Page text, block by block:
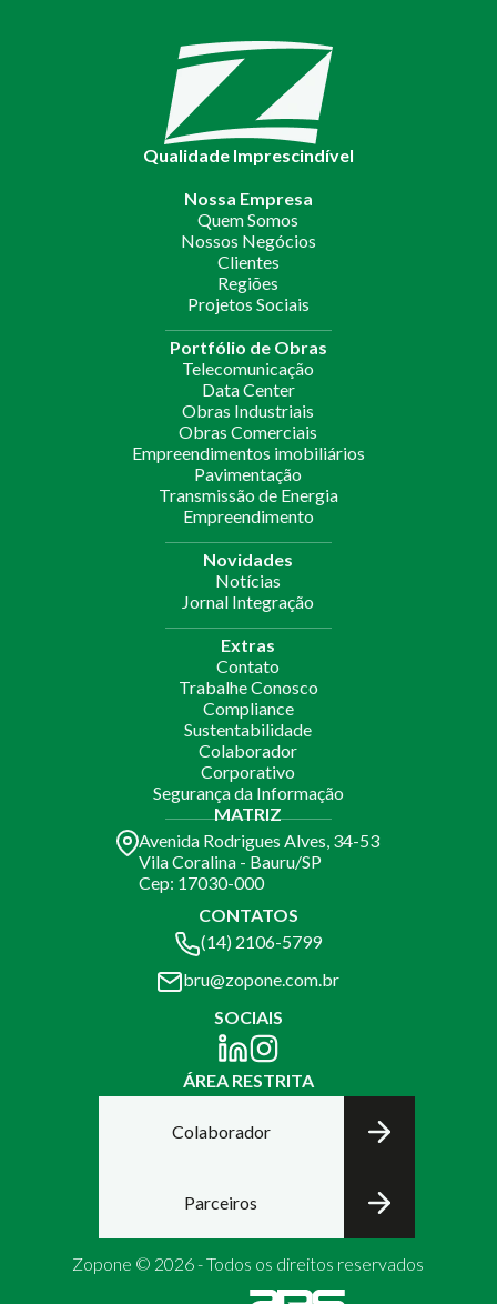
Qualidade Imprescindível
Nossa Empresa
Quem Somos
Nossos Negócios
Clientes
Regiões
Projetos Sociais
Portfólio de Obras
Telecomunicação
Data Center
Obras Industriais
Obras Comerciais
Empreendimentos imobiliários
Pavimentação
Transmissão de Energia
Empreendimento
Novidades
Notícias
Jornal Integração
Extras
Contato
Trabalhe Conosco
Compliance
Sustentabilidade
Colaborador
Corporativo
Segurança da Informação
MATRIZ
Avenida Rodrigues Alves, 34-53
Vila Coralina - Bauru/SP
Cep: 17030-000
CONTATOS
(14) 2106-5799
bru@zopone.com.br
SOCIAIS
ÁREA RESTRITA
Colaborador
Parceiros
Zopone © 2026 - Todos os direitos reservados